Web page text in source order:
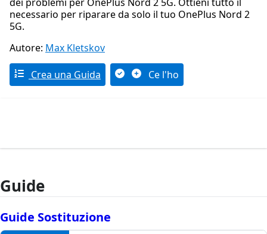
necessario per riparare da solo il tuo OnePlus Nord 2
5G.
Autore: Max Kletskov
Crea una Guida Ce l'ho
Guide
Guide Sostituzione